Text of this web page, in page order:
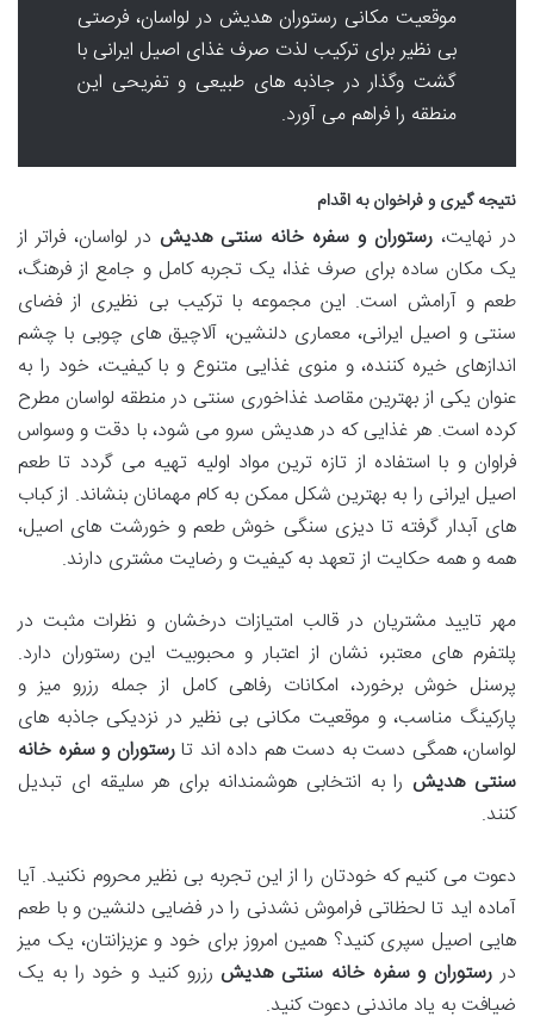
موقعیت مکانی رستوران هدیش در لواسان، فرصتی
بی نظیر برای ترکیب لذت صرف غذای اصیل ایرانی با
گشت وگذار در جاذبه های طبیعی و تفریحی این
منطقه را فراهم می آورد.
نتیجه گیری و فراخوان به اقدام
در نهایت، رستوران و سفره خانه سنتی هدیش در لواسان، فراتر از
یک مکان ساده برای صرف غذا، یک تجربه کامل و جامع از فرهنگ،
طعم و آرامش است. این مجموعه با ترکیب بی نظیری از فضای
سنتی و اصیل ایرانی، معماری دلنشین، آلاچیق های چوبی با چشم
اندازهای خیره کننده، و منوی غذایی متنوع و با کیفیت، خود را به
عنوان یکی از بهترین مقاصد غذاخوری سنتی در منطقه لواسان مطرح
کرده است. هر غذایی که در هدیش سرو می شود، با دقت و وسواس
فراوان و با استفاده از تازه ترین مواد اولیه تهیه می گردد تا طعم
اصیل ایرانی را به بهترین شکل ممکن به کام مهمانان بنشاند. از کباب
های آبدار گرفته تا دیزی سنگی خوش طعم و خورشت های اصیل،
همه و همه حکایت از تعهد به کیفیت و رضایت مشتری دارند.
مهر تایید مشتریان در قالب امتیازات درخشان و نظرات مثبت در
پلتفرم های معتبر، نشان از اعتبار و محبوبیت این رستوران دارد.
پرسنل خوش برخورد، امکانات رفاهی کامل از جمله رزرو میز و
پارکینگ مناسب، و موقعیت مکانی بی نظیر در نزدیکی جاذبه های
لواسان، همگی دست به دست هم داده اند تارستوران و سفره خانه
سنتی هدیش را به انتخابی هوشمندانه برای هر سلیقه ای تبدیل
کنند.
دعوت می کنیم که خودتان را از این تجربه بی نظیر محروم نکنید. آیا
آماده اید تا لحظاتی فراموش نشدنی را در فضایی دلنشین و با طعم
هایی اصیل سپری کنید؟ همین امروز برای خود و عزیزانتان، یک میز
در رستوران و سفره خانه سنتی هدیش رزرو کنید و خود را به یک
ضیافت به یاد ماندنی دعوت کنید.